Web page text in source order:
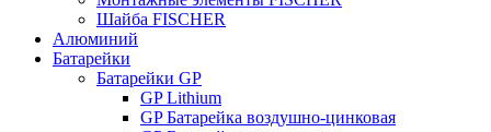
Шайба FISCHER
Алюминий
Батарейки
Батарейки GP
GP Lithium
GP Батарейка воздушно-цинковая